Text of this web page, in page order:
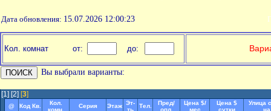
Дата обновления: 15.07.2026 12:00:23
Кол. комнат от: до:
Вы выбрали варианты:
[1] [2] [3]
@ Код Кв.
Кол.
комн.
Серия Этаж Эт-
ть
Тел.
Пред/
опл.
Цена $/
мес
Цена $
сутки
Улица